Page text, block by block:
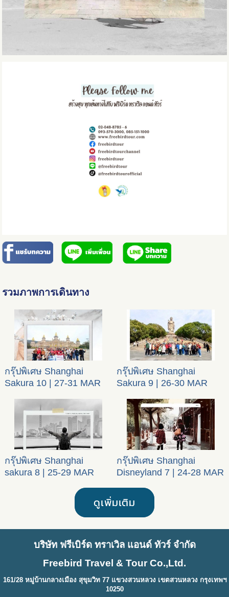
รวมภาพการเดินทาง
กรุ๊ปพิเศษ Shanghai
Sakura 10 | 27-31 MAR
กรุ๊ปพิเศษ Shanghai
Sakura 9 | 26-30 MAR
กรุ๊ปพิเศษ Shanghai
sakura 8 | 25-29 MAR
กรุ๊ปพิเศษ Shanghai
Disneyland 7 | 24-28 MAR
ดูเพิ่มเติม
บริษัท ฟรีเบิร์ด ทราเวิล แอนด์ ทัวร์ จำกัด
Freebird Travel & Tour Co.,Ltd.
161/28 หมู่บ้านกลางเมือง สุขุมวิท 77 แขวงสวนหลวง เขตสวนหลวง กรุงเทพฯ
10250